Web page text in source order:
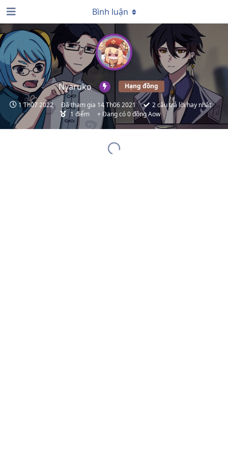
Nyaruko Hạng đồng
1 Th07 2022 Đã tham gia 14 Th06 2021 2câu trả lời hay nhất
1 điểm + Đang có 0 đồng Aow
Bình luận